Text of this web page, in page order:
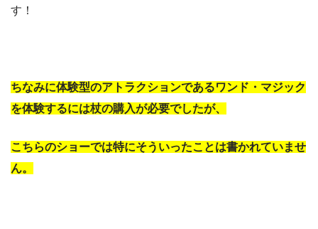
す！
ちなみに体験型のアトラクションであるワンド・マジック
を体験するには杖の購入が必要でしたが、
こちらのショーでは特にそういったことは書かれていませ
ん。